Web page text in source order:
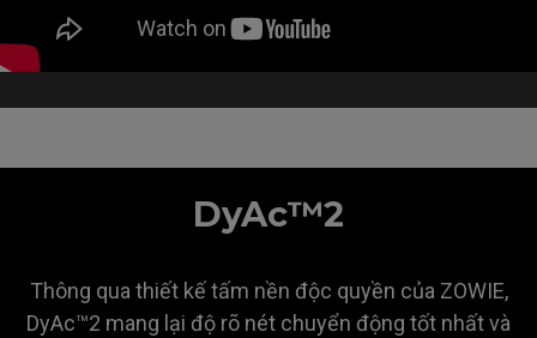
DyAc™2
Thông qua thiết kế tấm nền độc quyền của ZOWIE,
DyAc™2 mang lại độ rõ nét chuyển động tốt nhất và